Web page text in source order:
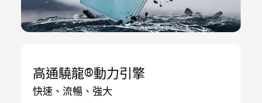
高通驍龍®動力引擎
快速、流暢、強大